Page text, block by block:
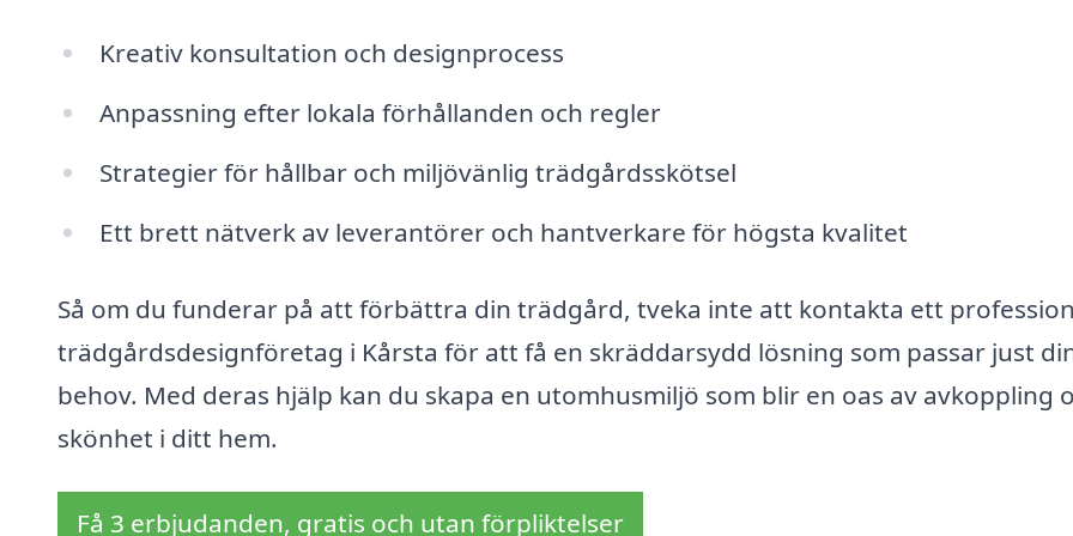
Kreativ konsultation och designprocess
Anpassning efter lokala förhållanden och regler
Strategier för hållbar och miljövänlig trädgårdsskötsel
Ett brett nätverk av leverantörer och hantverkare för högsta kvalitet
Så om du funderar på att förbättra din trädgård, tveka inte att kontakta ett
trädgårdsdesignföretag i Kårsta för att få en skräddarsydd lösning som passar just
behov. Med deras hjälp kan du skapa en utomhusmiljö som blir en oas av avkoppling
skönhet i ditt hem.
Få 3 erbjudanden, gratis och utan förpliktelser